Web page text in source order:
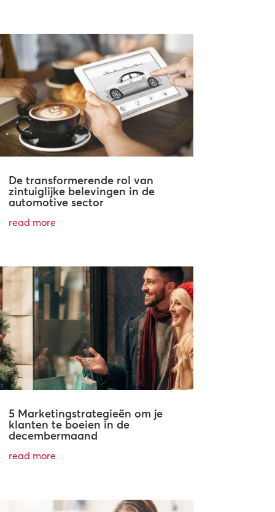
De transformerende rol van
zintuiglijke belevingen in de
automotive sector
read more
5 Marketingstrategieën om je
klanten te boeien in de
decembermaand
read more